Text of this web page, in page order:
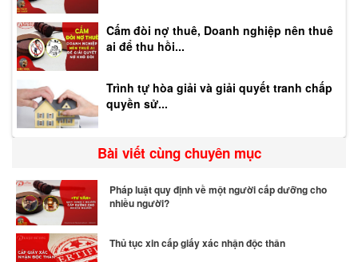
Cấm đòi nợ thuê, Doanh nghiệp nên thuê
ai để thu hồi...
Trình tự hòa giải và giải quyết tranh chấp
quyền sử...
Bài viết cùng chuyên mục
Pháp luật quy định về một người cấp dưỡng cho
nhiều người?
Thủ tục xin cấp giấy xác nhận độc thân